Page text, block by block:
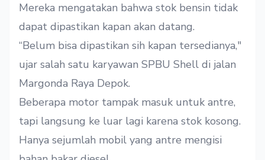
Mereka mengatakan bahwa stok bensin tidak
dapat dipastikan kapan akan datang.
“Belum bisa dipastikan sih kapan tersedianya,"
ujar salah satu karyawan SPBU Shell di jalan
Margonda Raya Depok.
Beberapa motor tampak masuk untuk antre,
tapi langsung ke luar lagi karena stok kosong.
Hanya sejumlah mobil yang antre mengisi